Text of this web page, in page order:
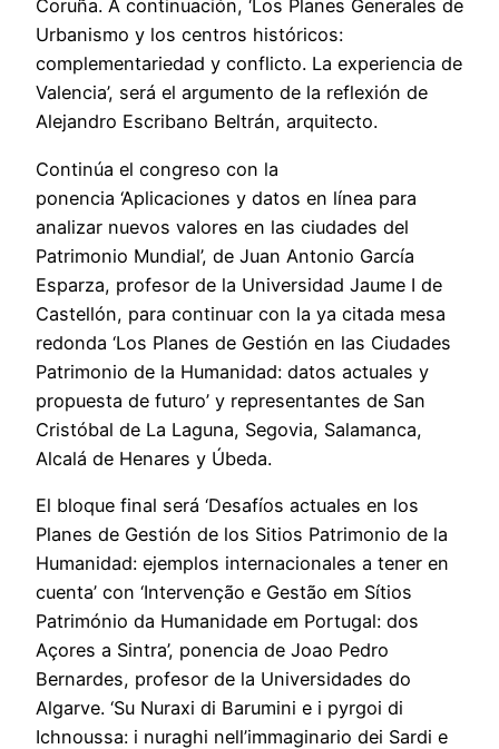
Coruña. A continuación, ‘Los Planes Generales de
Urbanismo y los centros históricos:
complementariedad y conflicto. La experiencia de
Valencia’, será el argumento de la reflexión de
Alejandro Escribano Beltrán, arquitecto.
Continúa el congreso con la
ponencia ‘Aplicaciones y datos en línea para
analizar nuevos valores en las ciudades del
Patrimonio Mundial’, de Juan Antonio García
Esparza, profesor de la Universidad Jaume I de
Castellón, para continuar con la ya citada mesa
redonda ‘Los Planes de Gestión en las Ciudades
Patrimonio de la Humanidad: datos actuales y
propuesta de futuro’ y representantes de San
Cristóbal de La Laguna, Segovia, Salamanca,
Alcalá de Henares y Úbeda.
El bloque final será ‘Desafíos actuales en los
Planes de Gestión de los Sitios Patrimonio de la
Humanidad: ejemplos internacionales a tener en
cuenta’ con ‘Intervenção e Gestão em Sítios
Património da Humanidade em Portugal: dos
Açores a Sintra’, ponencia de Joao Pedro
Bernardes, profesor de la Universidades do
Algarve. ‘Su Nuraxi di Barumini e i pyrgoi di
Ichnoussa: i nuraghi nell’immaginario dei Sardi e